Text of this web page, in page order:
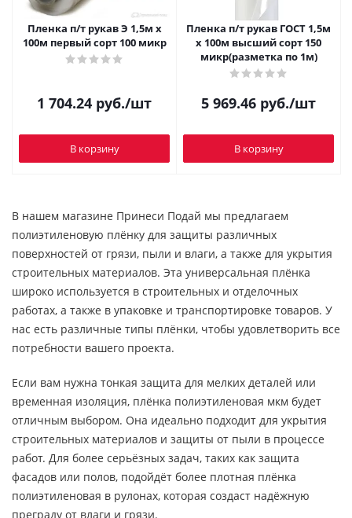
Пленка п/т рукав Э 1,5м х
100м первый сорт 100 микр
1 704.24 руб./шт
В корзину
Пленка п/т рукав ГОСТ 1,5м
х 100м высший сорт 150
микр(разметка по 1м)
5 969.46 руб./шт
В корзину
В нашем магазине Принеси Подай мы предлагаем
полиэтиленовую плёнку для защиты различных
поверхностей от грязи, пыли и влаги, а также для укрытия
строительных материалов. Эта универсальная плёнка
широко используется в строительных и отделочных
работах, а также в упаковке и транспортировке товаров. У
нас есть различные типы плёнки, чтобы удовлетворить все
потребности вашего проекта.
Если вам нужна тонкая защита для мелких деталей или
временная изоляция, плёнка полиэтиленовая мкм будет
отличным выбором. Она идеально подходит для укрытия
строительных материалов и защиты от пыли в процессе
работ. Для более серьёзных задач, таких как защита
фасадов или полов, подойдёт более плотная плёнка
полиэтиленовая в рулонах, которая создаст надёжную
преграду от влаги и грязи.